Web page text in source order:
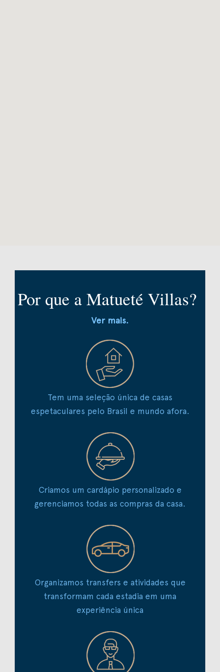
Por que a Matueté Villas?
Ver mais.
Tem uma seleção única de casas
espetaculares pelo Brasil e mundo afora.
Criamos um cardápio personalizado e
gerenciamos todas as compras da casa.
Organizamos transfers e atividades que
transformam cada estadia em uma
experiência única